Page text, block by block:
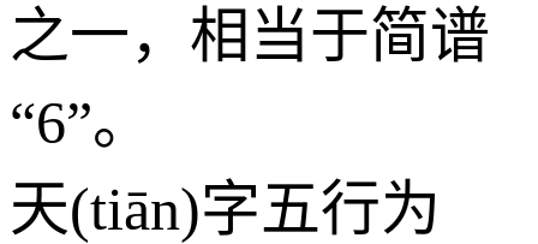
之一，相当于简谱
“6”。
天(tiān)字五行为